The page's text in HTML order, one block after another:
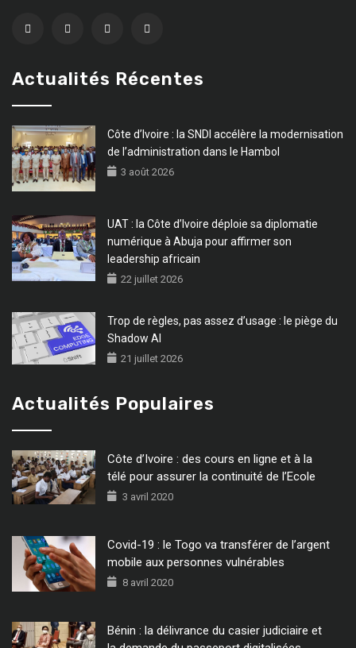
Actualités Récentes
Côte d’Ivoire : la SNDI accélère la modernisation
de l’administration dans le Hambol
3 août 2026
UAT : la Côte d’Ivoire déploie sa diplomatie
numérique à Abuja pour affirmer son
leadership africain
22 juillet 2026
Trop de règles, pas assez d’usage : le piège du
Shadow AI
21 juillet 2026
Actualités Populaires
Côte d’Ivoire : des cours en ligne et à la
télé pour assurer la continuité de l’Ecole
3 avril 2020
Covid-19 : le Togo va transférer de l’argent
mobile aux personnes vulnérables
8 avril 2020
Bénin : la délivrance du casier judiciaire et